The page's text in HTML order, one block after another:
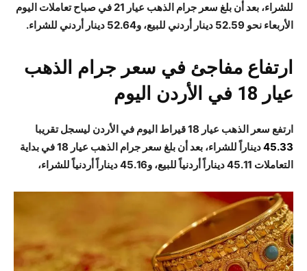
للشراء، بعد أن بلغ سعر جرام الذهب عيار 21 في صباح تعاملات اليوم
الأربعاء نحو 52.59 دينار أردني للبيع، و52.64 دينار أردني للشراء.
ارتفاع مفاجئ في سعر جرام الذهب
عيار 18 في الأردن اليوم
ارتفع سعر الذهب عيار 18 قيراط اليوم في الأردن ليسجل تقريبا
45.33
ديناراً للشراء، بعد أن بلغ سعر جرام الذهب عيار 18 في بداية
التعاملات 45.11 ديناراً أردنياً للبيع، و45.16 ديناراً أردنياً للشراء،